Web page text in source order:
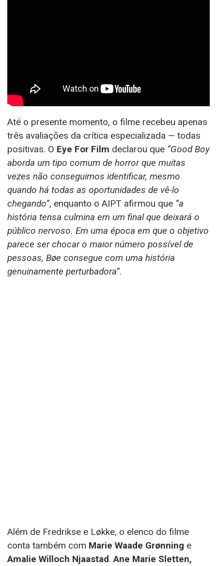
Até o presente momento, o filme recebeu apenas
três avaliações da crítica especializada — todas
positivas. O Eye For Film declarou que “Good Boy
aborda um tipo comum de horror que muitas
vezes não conseguimos identificar, mesmo
quando há todas as oportunidades de vê-lo
chegando”, enquanto o AIPT afirmou que “a
história tensa culmina em um final que deixará o
público nervoso. Em uma época em que o objetivo
parece ser chocar o maior número possível de
pessoas, Bøe consegue com uma história
genuinamente perturbadora”.
Além de Fredrikse e Løkke, o elenco do filme
conta também com Marie Waade Grønning e
Amalie Willoch Njaastad.Ane Marie Sletten,